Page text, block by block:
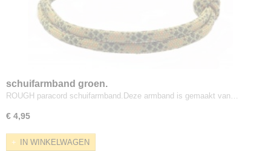
schuifarmband groen.
ROUGH paracord schuifarmband.Deze armband is gemaakt van…
€ 4,95
IN WINKELWAGEN